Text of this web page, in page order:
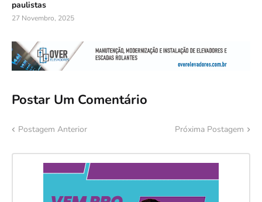
paulistas
27 Novembro, 2025
Postar Um Comentário
Postagem Anterior Próxima Postagem